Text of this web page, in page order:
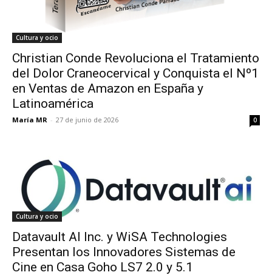
Cultura y ocio
Christian Conde Revoluciona el Tratamiento
del Dolor Craneocervical y Conquista el Nº1
en Ventas de Amazon en España y
Latinoamérica
María MR - 27 de junio de 2026 0
Cultura y ocio
Datavault AI Inc. y WiSA Technologies
Presentan los Innovadores Sistemas de
Cine en Casa Goho LS7 2.0 y 5.1